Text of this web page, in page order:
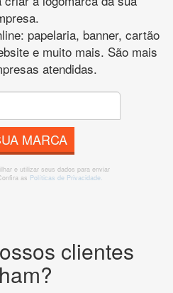
papelaria, banner, cartão
e muito mais. São mais
atendidas.
MARCA
e utilizar seus dados para enviar
as Políticas de Privacidade.
clientes